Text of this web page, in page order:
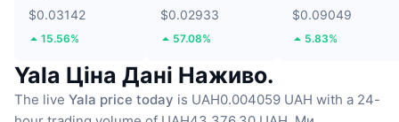
$0.03142
15.56%
$0.02933
57.08%
$0.09049
5.83%
Yala Ціна Дані Наживо.
The live Yala price today is UAH0.004059 UAH with a 24-